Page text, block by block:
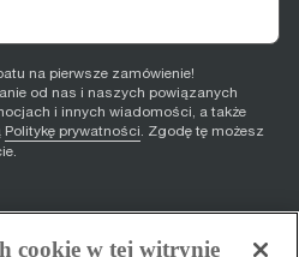
na pierwsze zamówienie!
od nas i naszych powiązanych
i innych wiadomości, a także
Politykę prywatności. Zgodę tę możesz
cookie w tej witrynie